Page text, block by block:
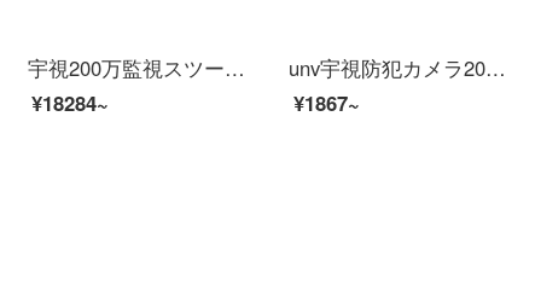
宇視200万監視スツー装置イーンテーネットHD 4路8路16路監視防犯カメラ室外モネータ家庭用ワンヤレー防水夜間テレビ商用設置サービス（防犯カメラビデオを除く）6つの防犯カメレオンスポーツ（500万高級版）
¥18284~
unv宇視防犯カメラ200万300万POE給電赤外線30 mサザエ半球イタネネHD H.265スマホリモで室内家庭用商用【300万】POE録音可能2.8 mm
¥1867~